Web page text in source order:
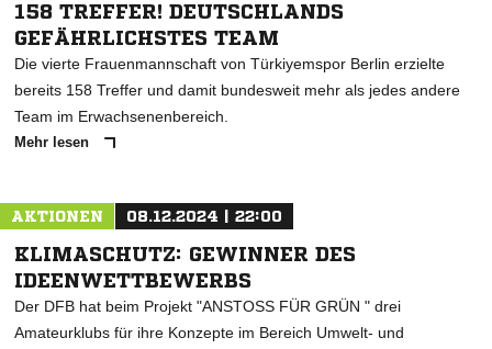
158 TREFFER! DEUTSCHLANDS
GEFÄHRLICHSTES TEAM
Die vierte Frauenmannschaft von Türkiyemspor Berlin erzielte
bereits 158 Treffer und damit bundesweit mehr als jedes andere
Team im Erwachsenenbereich.
Mehr lesen
AKTIONEN 08.12.2024 | 22:00
KLIMASCHUTZ: GEWINNER DES
IDEENWETTBEWERBS
Der DFB hat beim Projekt "ANSTOSS FÜR GRÜN " drei
Amateurklubs für ihre Konzepte im Bereich Umwelt- und